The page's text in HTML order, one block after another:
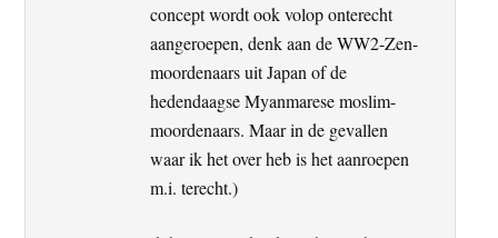
concept wordt ook volop onterecht
aangeroepen, denk aan de WW2-Zen-
moordenaars uit Japan of de
hedendaagse Myanmarese moslim-
moordenaars. Maar in de gevallen
waar ik het over heb is het aanroepen
m.i. terecht.)